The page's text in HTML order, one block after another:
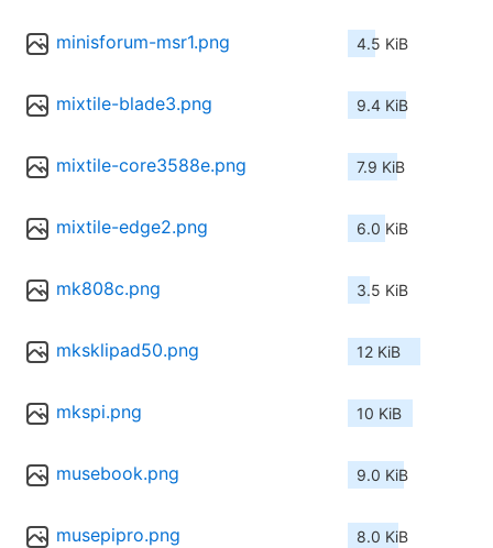
minisforum-msr1.png 4.5 KiB
mixtile-blade3.png 9.4 KiB
mixtile-core3588e.png 7.9 KiB
mixtile-edge2.png 6.0 KiB
mk808c.png 3.5 KiB
mksklipad50.png 12 KiB
mkspi.png 10 KiB
musebook.png 9.0 KiB
musepipro.png 8.0 KiB